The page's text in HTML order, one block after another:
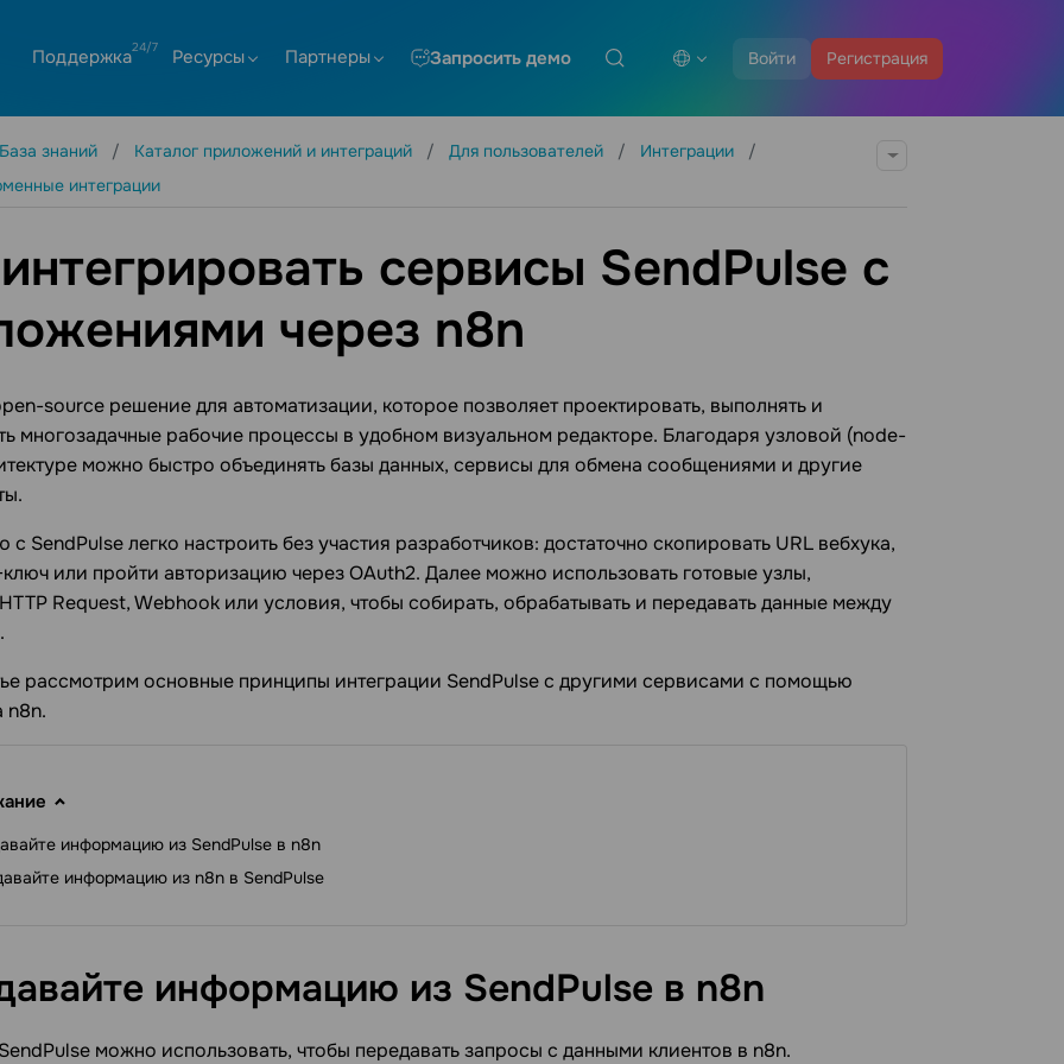
Войти Регистрация
Поддержка Ресурсы Партнеры Запросить демо
База знаний Каталог приложений и интеграций Для пользователей
Интеграции
интеграции
сервисы SendPulse с
через n8n
source решение для автоматизации, которое позволяет проектировать, выполнять и
многозадачные рабочие процессы в удобном визуальном редакторе. Благодаря узловой (node-
можно быстро объединять базы данных, сервисы для обмена сообщениями и другие
с SendPulse легко настроить без участия разработчиков: достаточно скопировать URL вебхука,
ключ или пройти авторизацию через OAuth2. Далее можно использовать готовые узлы,
Request, Webhook или условия, чтобы собирать, обрабатывать и передавать данные между
рассмотрим основные принципы интеграции SendPulse с другими сервисами с помощью
n8n.
информацию из SendPulse в n8n
информацию из n8n в SendPulse
информацию из SendPulse в n8n
можно использовать, чтобы передавать запросы с данными клиентов в n8n.